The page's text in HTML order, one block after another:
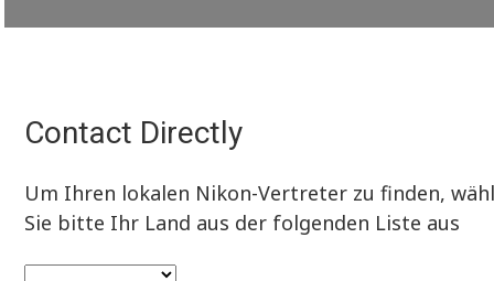
Contact Directly
Um Ihren lokalen Nikon-Vertreter zu finden,
Sie bitte Ihr Land aus der folgenden Liste aus